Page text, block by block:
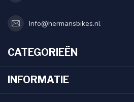
Info@hermansbikes.nl
CATEGORIEËN
INFORMATIE